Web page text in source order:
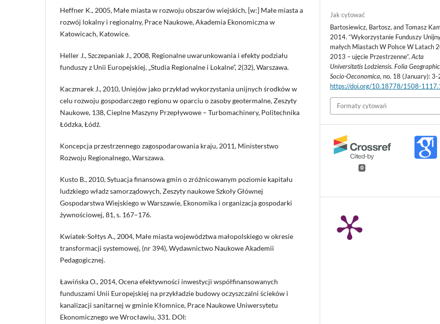
Heffner K., 2005, Małe miasta w rozwoju obszarów wiejskich, [w:] Małe miasta a
rozwój lokalny i regionalny, Prace Naukowe, Akademia Ekonomiczna w
Katowicach, Katowice.
Heller J., Szczepaniak J., 2008, Regionalne uwarunkowania i efekty podziału
funduszy z Unii Europejskiej, „Studia Regionalne i Lokalne”, 2(32), Warszawa.
Kaczmarek J., 2010, Uniejów jako przykład wykorzystania unijnych środków w
celu rozwoju gospodarczego regionu w oparciu o zasoby geotermalne, Zeszyty
Naukowe, 138, Cieplne Maszyny Przepływowe – Turbomachinery, Politechnika
Łódzka, Łódź.
Koncepcja przestrzennego zagospodarowania kraju, 2011, Ministerstwo
Rozwoju Regionalnego, Warszawa.
Kusto B., 2010, Sytuacja finansowa gmin o zróżnicowanym poziomie kapitału
ludzkiego władz samorządowych, Zeszyty naukowe Szkoły Głównej
Gospodarstwa Wiejskiego w Warszawie, Ekonomika i organizacja gospodarki
żywnościowej, 81, s. 167–176.
Kwiatek-Sołtys A., 2004, Małe miasta województwa małopolskiego w okresie
transformacji systemowej, (nr 394), Wydawnictwo Naukowe Akademii
Pedagogicznej.
Ławińska O., 2014, Ocena efektywności inwestycji współfinansowanych
funduszami Unii Europejskiej na przykładzie budowy oczyszczalni ścieków i
kanalizacji sanitarnej w gminie Kłomnice, Prace Naukowe Uniwersytetu
Ekonomicznego we Wrocławiu, 331. DOI:
Jak cytować
Bartosiewicz, Bartosz, and Tomasz
2014. “Wykorzystanie Funduszy
małych Miastach W Polsce W Latach
2013 – ujęcie Przestrzenne”.Acta
Universitatis Lodziensis. Folia
Socio-Oeconomica, no. 18 (January): 3-
https://doi.org/10.18778/1508-
Formaty cytowań
0